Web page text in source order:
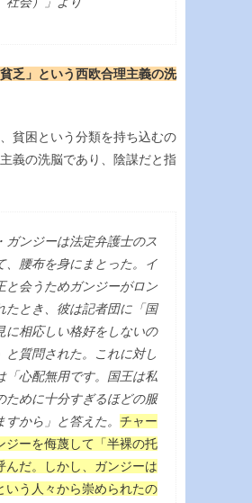
貧乏」という西欧合理主義の洗
貧困という分類を持ち込むの
義の洗脳であり、陰謀だと指
ガンジーは法定弁護士のス
、腰布を身にまとった。イ
と会うためガンジーがロン
たとき、彼は記者団に「国
に相応しい格好をしないの
と質問された。これに対し
「心配無用です。国王は私
ために十分すぎるほどの服
すから」と答えた。 チャー
ジーを侮蔑して「半裸の托
んだ。しかし、ガンジーは
いう人々から崇められたの